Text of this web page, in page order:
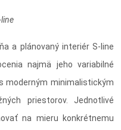
a plánovaný interiér S-line
najmä jeho variabilné
moderným minimalistickým
priestorov. Jednotlivé
na mieru konkrétnemu